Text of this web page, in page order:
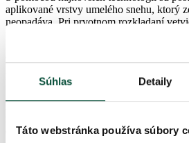
Súhlas Detaily
Táto webstránka používa súbory
aplikované vrstvy umelého snehu, ktorý
neopadáva. Pri prvotnom rozkladaní
konštrukciu a stabilný kovový stojan,
dokonalý tvar. Vaše Vianoce s ním budú